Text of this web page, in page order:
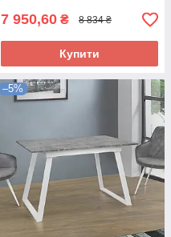
7 950,60 ₴ 8 834 ₴
Купити
–5%